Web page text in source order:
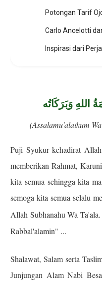
اللهِ وَبَرَكَاتُه
(Assalamu'alaikum
Puji Syukur kehadirat
memberikan Rahmat,
kita semua sehingga kita
semoga kita semua selalu
Allah Subhanahu Wa Ta'ala.
Rabbal'alamin" ...
Shalawat, Salam serta
Junjungan Alam Nabi